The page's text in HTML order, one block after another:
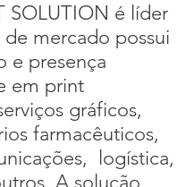
SOLUTION é líder
mercado possui
e presença
em print
gráficos,
farmacêuticos,
logística,
A solução